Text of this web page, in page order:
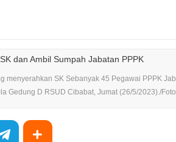
menyerahkan SK Sebanyak 45 Pegawai PPPK
Gedung D RSUD Cibabat, Jumat (26/5/2023)./Foto